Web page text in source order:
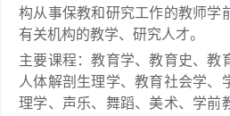
构从事保教和研究工作的教师学
有关机构的教学、研究人才。
主要课程：教育学、教育史、教
人体解剖生理学、教育社会学、
理学、声乐、舞蹈、美术、学前